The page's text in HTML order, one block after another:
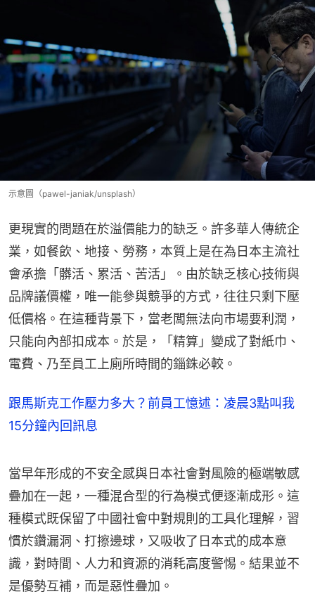
示意圖（pawel-janiak/unsplash）
更現實的問題在於溢價能力的缺乏。許多華人傳統企
業，如餐飲、地接、勞務，本質上是在為日本主流社
會承擔「髒活、累活、苦活」。由於缺乏核心技術與
品牌議價權，唯一能參與競爭的方式，往往只剩下壓
低價格。在這種背景下，當老闆無法向市場要利潤，
只能向內部扣成本。於是，「精算」變成了對紙巾、
電費、乃至員工上廁所時間的錙銖必較。
跟馬斯克工作壓力多大？前員工憶述：凌晨3點叫我
15分鐘內回訊息
當早年形成的不安全感與日本社會對風險的極端敏感
疊加在一起，一種混合型的行為模式便逐漸成形。這
種模式既保留了中國社會中對規則的工具化理解，習
慣於鑽漏洞、打擦邊球，又吸收了日本式的成本意
識，對時間、人力和資源的消耗高度警惕。結果並不
是優勢互補，而是惡性疊加。